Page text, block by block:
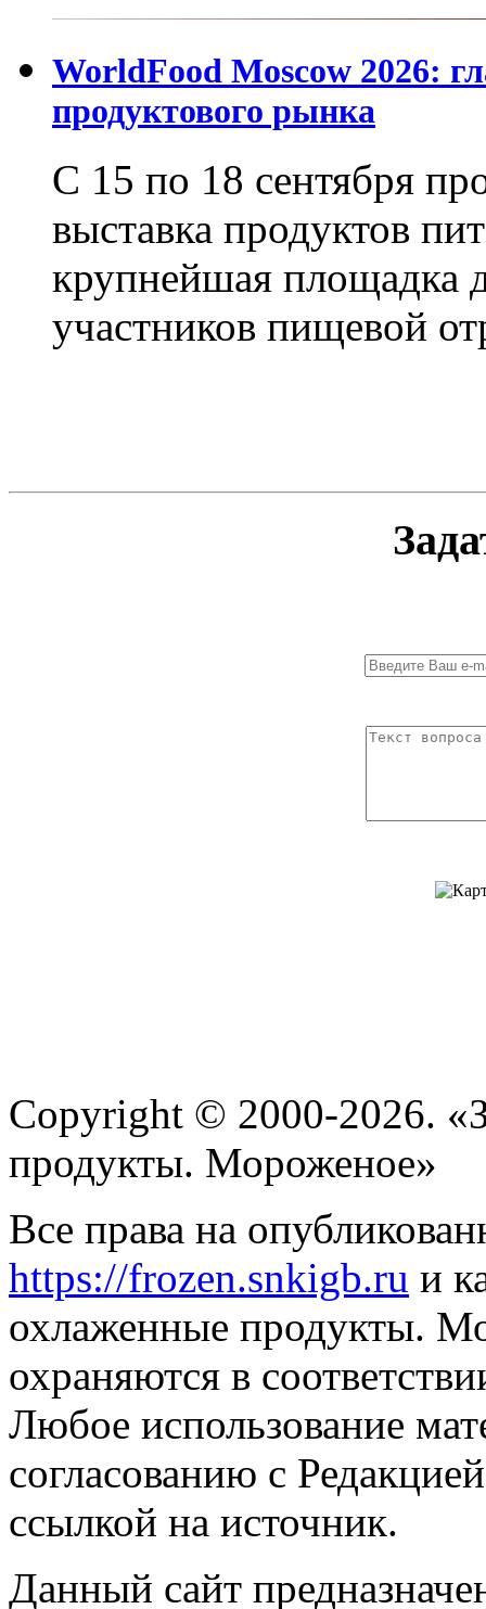
WorldFood Moscow 2026:
продуктового рынка
С 15 по 18 сентября
выставка продуктов
крупнейшая площадка
участников пищевой
Copyright © 2000-2026.
продукты. Мороженое»
Все права на
https://frozen.snkigb.ru и
охлаженные продукты.
охраняются в
Любое использование
согласованию с
ссылкой на источник.
Данный сайт